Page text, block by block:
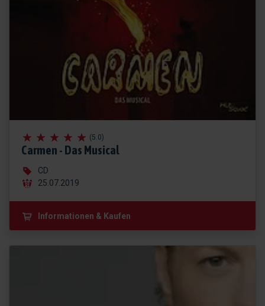
(5.0)
Carmen - Das Musical
CD
25.07.2019
Informationen & Kaufen